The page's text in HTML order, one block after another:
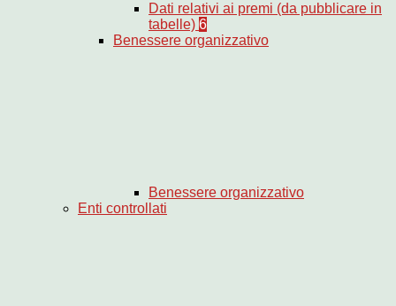
Dati relativi ai premi (da pubblicare in
tabelle) 6
Benessere organizzativo
Benessere organizzativo
Enti controllati